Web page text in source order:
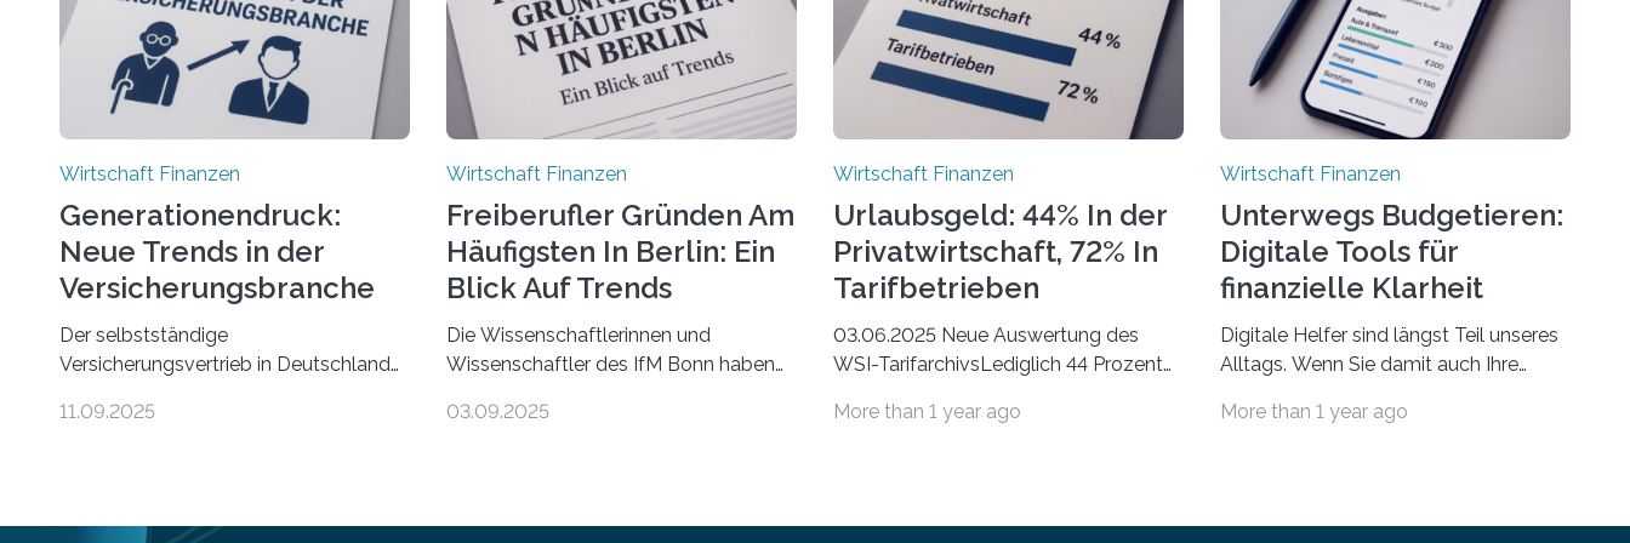
Wirtschaft Finanzen
Generationendruck:
Neue Trends in der
Versicherungsbranche
Der selbstständige
Versicherungsvertrieb in Deutschland
Das zeigt die aktuelle BVK-
11.09.2025
Wirtschaft Finanzen
Freiberufler Gründen Am
Häufigsten In Berlin: Ein
Blick Auf Trends
Die Wissenschaftlerinnen und
Wissenschaftler des IfM Bonn haben
Finanzamtsbezirke ein Ranking der
03.09.2025
Wirtschaft Finanzen
Urlaubsgeld: 44% In der
Privatwirtschaft, 72% In
Tarifbetrieben
03.06.2025 Neue Auswertung des
WSI-TarifarchivsLediglich 44 Prozent
Privatwirtschaft erhalten Urlaubsgeld –
More than 1 year ago
Wirtschaft Finanzen
Unterwegs Budgetieren:
Digitale Tools für
finanzielle Klarheit
Digitale Helfer sind längst Teil unseres
Alltags. Wenn Sie damit auch Ihre
gibt es eine Vielzahl an smarten
More than 1 year ago